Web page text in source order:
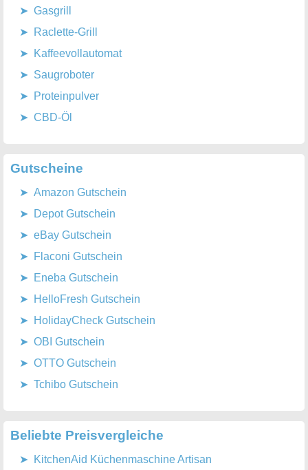
Gasgrill
Raclette-Grill
Kaffeevollautomat
Saugroboter
Proteinpulver
CBD-Öl
Gutscheine
Amazon Gutschein
Depot Gutschein
eBay Gutschein
Flaconi Gutschein
Eneba Gutschein
HelloFresh Gutschein
HolidayCheck Gutschein
OBI Gutschein
OTTO Gutschein
Tchibo Gutschein
Beliebte Preisvergleiche
KitchenAid Küchenmaschine Artisan